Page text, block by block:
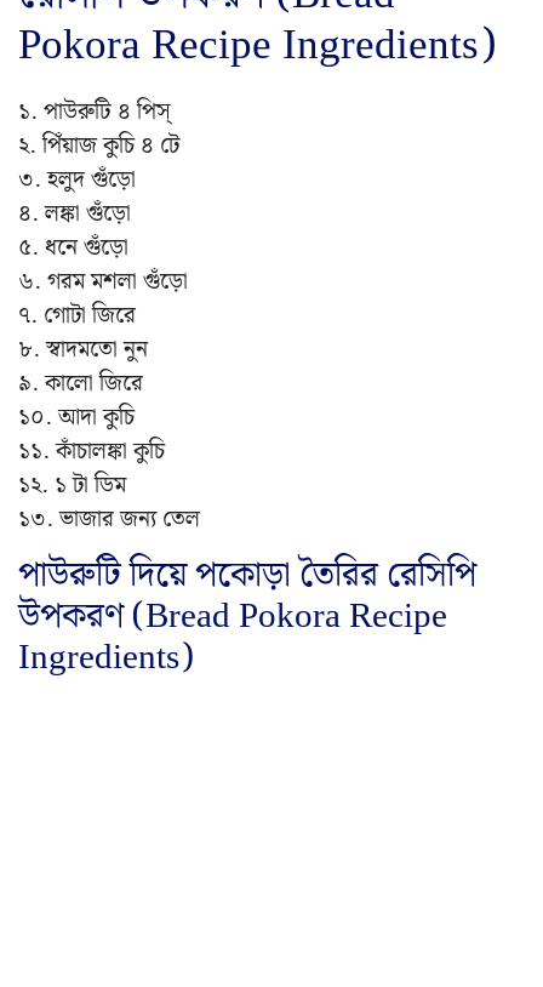
Pokora Recipe Ingredients)
১. পাউরুটি ৪ পিস্
২. পিঁয়াজ কুচি ৪ টে
৩. হলুদ গুঁড়ো
৪. লঙ্কা গুঁড়ো
৫. ধনে গুঁড়ো
৬. গরম মশলা গুঁড়ো
৭. গোটা জিরে
৮. স্বাদমতো নুন
৯. কালো জিরে
১০. আদা কুচি
১১. কাঁচালঙ্কা কুচি
১২. ১ টা ডিম
১৩. ভাজার জন্য তেল
পাউরুটি দিয়ে পকোড়া তৈরির রেসিপি
উপকরণ (Bread Pokora Recipe
Ingredients)